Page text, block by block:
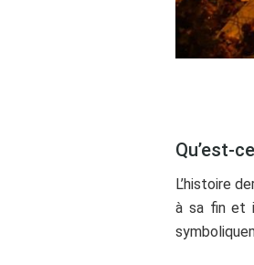
Qu’est-
L’histoire
à sa fin et